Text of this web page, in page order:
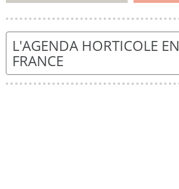
L'AGENDA HORTICOLE EN
FRANCE